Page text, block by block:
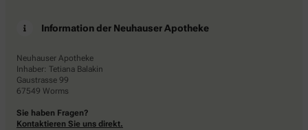
Information der Neuhauser Apotheke
Neuhauser Apotheke
Inhaber: Tetiana Balakin
Gaustrasse 99
67549 Worms
Sie haben Fragen?
Kontaktieren Sie uns direkt.